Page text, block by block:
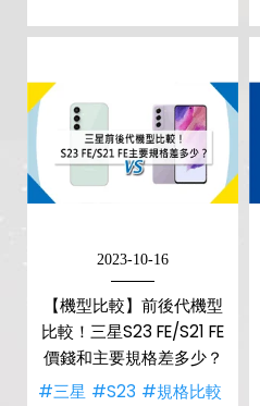
2023-10-16
【機型比較】前後代機型
比較！三星S23 FE/S21 FE
價錢和主要規格差多少？
#三星 #S23 #規格比較